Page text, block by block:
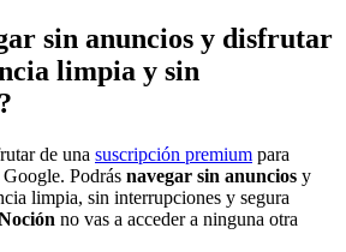
sin anuncios y disfrutar
limpia y sin
de una suscripción premium para
Podrás navegar sin anuncios y
limpia, sin interrupciones y segura
no vas a acceder a ninguna otra